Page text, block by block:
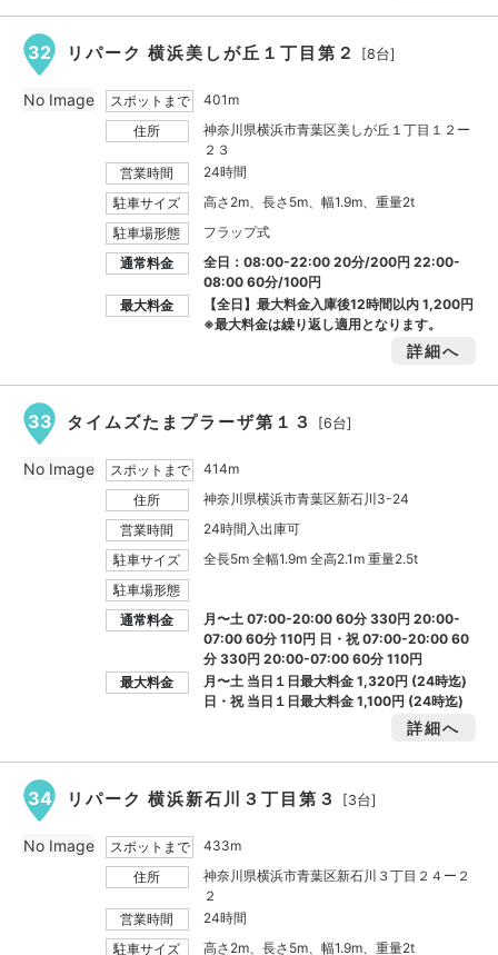
32 リパーク 横浜美しが丘１丁目第２ [8台]
スポットまで
401m
住所
神奈川県横浜市青葉区美しが丘１丁目１２ー
２３
営業時間
24時間
駐車サイズ
高さ2m、長さ5m、幅1.9m、重量2t
駐車場形態
フラップ式
通常料金
全日：08:00-22:00 20分/200円 22:00-
08:00 60分/100円
最大料金
【全日】最大料金入庫後12時間以内1,200円
※最大料金は繰り返し適用となります。
詳細へ
No Image
33 タイムズたまプラーザ第１３ [6台]
スポットまで
414m
住所
神奈川県横浜市青葉区新石川3-24
営業時間
24時間入出庫可
駐車サイズ
全長5m 全幅1.9m 全高2.1m 重量2.5t
駐車場形態
通常料金
月〜土 07:00-20:00 60分 330円 20:00-
07:00 60分 110円 日・祝 07:00-20:00 60
分 330円 20:00-07:00 60分 110円
最大料金
月〜土 当日１日最大料金1,320円 (24時迄)
日・祝 当日１日最大料金1,100円 (24時迄)
詳細へ
No Image
34 リパーク 横浜新石川３丁目第３ [3台]
スポットまで
433m
住所
神奈川県横浜市青葉区新石川３丁目２４ー２
２
営業時間
24時間
駐車サイズ
高さ2m、長さ5m、幅1.9m、重量2t
No Image